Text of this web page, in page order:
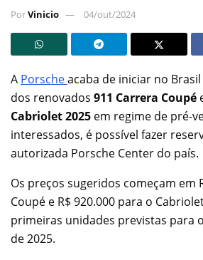
PorVinicio 04/out/2024
A Porscheacaba de iniciar no
dos renovados 911 Carrera Coupé
Cabriolet 2025 em regime de pré-
interessados, é possível fazer
autorizada Porsche Center do país.
Os preços sugeridos começam em
Coupé e R$ 920.000 para o
primeiras unidades previstas para
de 2025.